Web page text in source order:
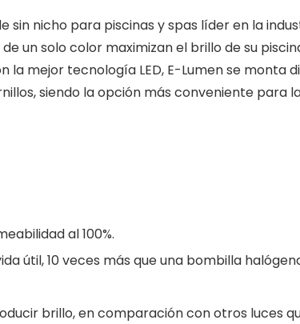
sin nicho para piscinas y spas líder en la
un solo color maximizan el brillo de su
la mejor tecnología LED, E-Lumen se
siendo la opción más conveniente para
al 100%.
útil, 10 veces más que una bombilla
brillo, en comparación con otros luces